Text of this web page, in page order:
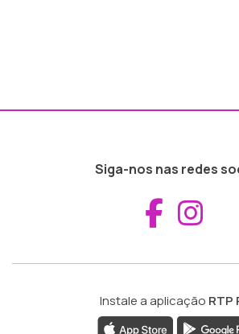
Siga-nos nas redes
Instale a aplicação RTP